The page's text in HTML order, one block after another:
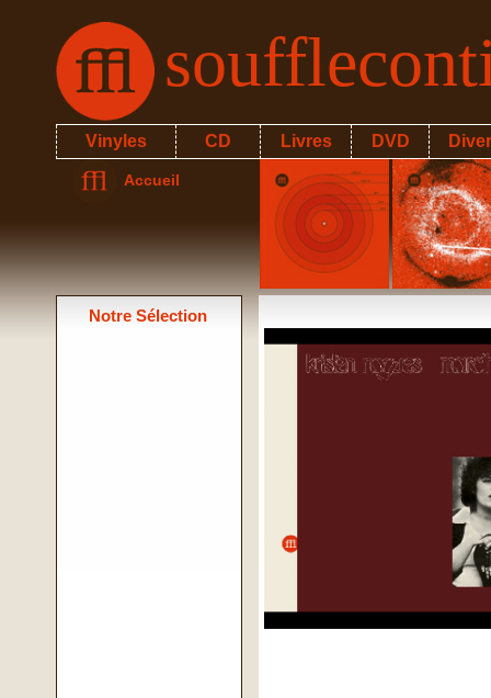
Vinyles CD Livres DVD
Accueil
Notre Sélection